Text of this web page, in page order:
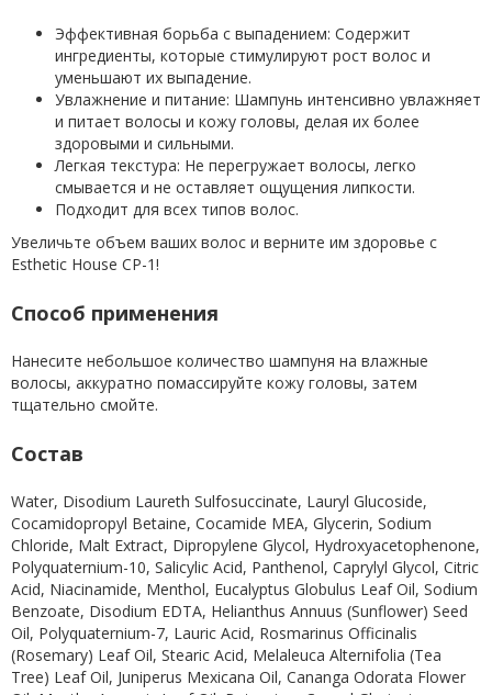
Эффективная борьба с выпадением: Содержит
ингредиенты, которые стимулируют рост волос и
уменьшают их выпадение.
Увлажнение и питание: Шампунь интенсивно увлажняет
и питает волосы и кожу головы, делая их более
здоровыми и сильными.
Легкая текстура: Не перегружает волосы, легко
смывается и не оставляет ощущения липкости.
Подходит для всех типов волос.
Увеличьте объем ваших волос и верните им здоровье с
Esthetic House CP-1!
Способ применения
Нанесите небольшое количество шампуня на влажные
волосы, аккуратно помассируйте кожу головы, затем
тщательно смойте.
Состав
Water, Disodium Laureth Sulfosuccinate, Lauryl Glucoside,
Cocamidopropyl Betaine, Cocamide MEA, Glycerin, Sodium
Chloride, Malt Extract, Dipropylene Glycol, Hydroxyacetophenone,
Polyquaternium-10, Salicylic Acid, Panthenol, Caprylyl Glycol, Citric
Acid, Niacinamide, Menthol, Eucalyptus Globulus Leaf Oil, Sodium
Benzoate, Disodium EDTA, Helianthus Annuus (Sunflower) Seed
Oil, Polyquaternium-7, Lauric Acid, Rosmarinus Officinalis
(Rosemary) Leaf Oil, Stearic Acid, Melaleuca Alternifolia (Tea
Tree) Leaf Oil, Juniperus Mexicana Oil, Cananga Odorata Flower